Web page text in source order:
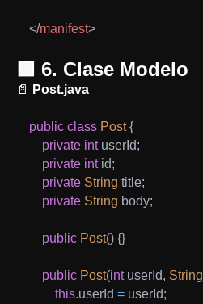
</manifest>
🟩 6. Clase Modelo
📄 Post.java
public class Post {
private int userId;
private int id;
private String title;
private String body;
public Post() {}
public Post(int userId, String
this.userId = userId;